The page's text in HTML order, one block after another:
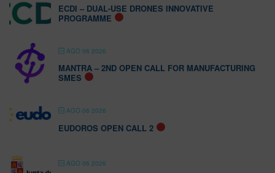
ECDI – DUAL-USE DRONES INNOVATIVE
PROGRAMME
AGO 06 2026
MANTRA – 2ND OPEN CALL FOR MANUFACTURING
SMES
AGO 06 2026
EUDOROS OPEN CALL 2
AGO 06 2026